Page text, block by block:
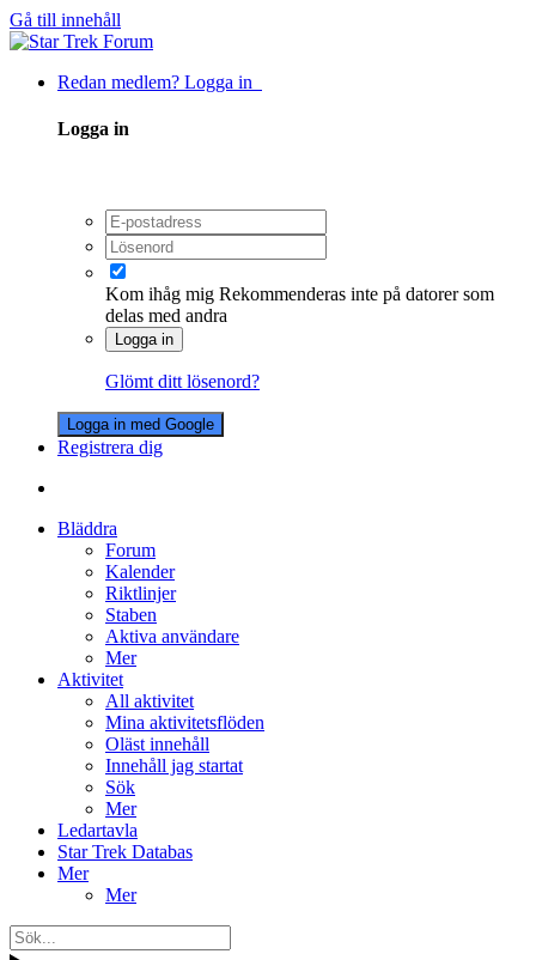
Gå till innehåll
Redan medlem? Logga in
Logga in
Kom ihåg mig Rekommenderas inte på datorer som
delas med andra
Logga in
Glömt ditt lösenord?
Logga in med Google
Registrera dig
Bläddra
Forum
Kalender
Riktlinjer
Staben
Aktiva användare
Mer
Aktivitet
All aktivitet
Mina aktivitetsflöden
Oläst innehåll
Innehåll jag startat
Sök
Mer
Ledartavla
Star Trek Databas
Mer
Mer